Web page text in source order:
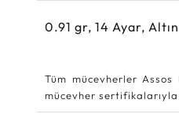
0.91gr,14Ayar,
Tüm mücevherler
mücevher